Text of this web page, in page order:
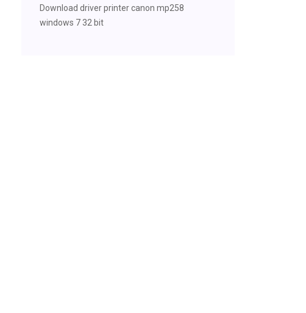
Download driver printer canon mp258
windows 7 32 bit